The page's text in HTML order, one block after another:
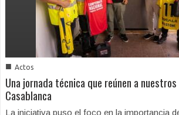
■ Actos
Una jornada técnica que reúnen a nuestros
Casablanca
La iniciativa puso el foco en la importancia